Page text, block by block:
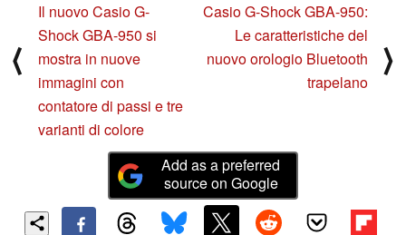
⟨
Il nuovo Casio G-
Shock GBA-950 si
mostra in nuove
immagini con
contatore di passi e tre
varianti di colore
Casio G-Shock GBA-950:
Le caratteristiche del
nuovo orologio Bluetooth
trapelano
⟩
Add as a preferred
source on Google